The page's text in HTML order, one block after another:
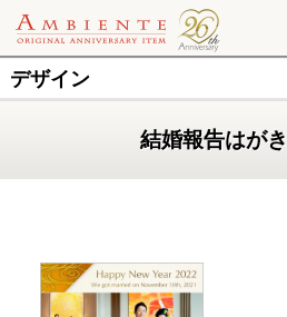
デザイン
結婚報告はが